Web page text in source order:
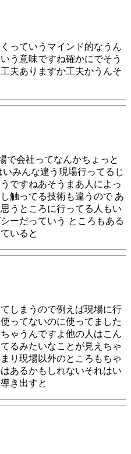
っていうマインド的なうん
う意味ですね確かにでそう
夫ありますか工夫かうんそ
で会社ってなんかちょっと
みんな違う現場行ってるじ
ですねあそうまあ人によっ
触ってる技術も違うので あ
うところに行ってる人もい
ーだっていう ところもある
いると
しまうので例えば現場に行
ってないのに使ってました
ゃうんですよ他の人はこん
るみたいなことが見えちゃ
り現場以外のところもちゃ
あるかもしれないそれはい
き出すと